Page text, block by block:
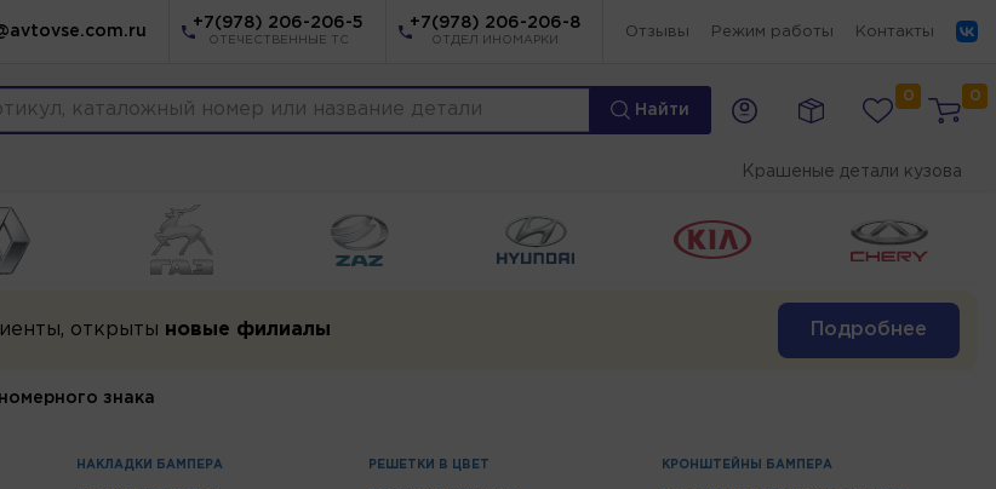
+7(978) 206-206-5
ОТЕЧЕСТВЕННЫЕ ТС
+7(978) 206-206-8
ОТДЕЛ ИНОМАРКИ
Отзывы Режим работы Контакты
Найти
0 0
Крашеные детали кузова
открыты новые филиалы Подробнее
знака
НАКЛАДКИ БАМПЕРА РЕШЕТКИ В ЦВЕТ КРОНШТЕЙНЫ БАМПЕРА